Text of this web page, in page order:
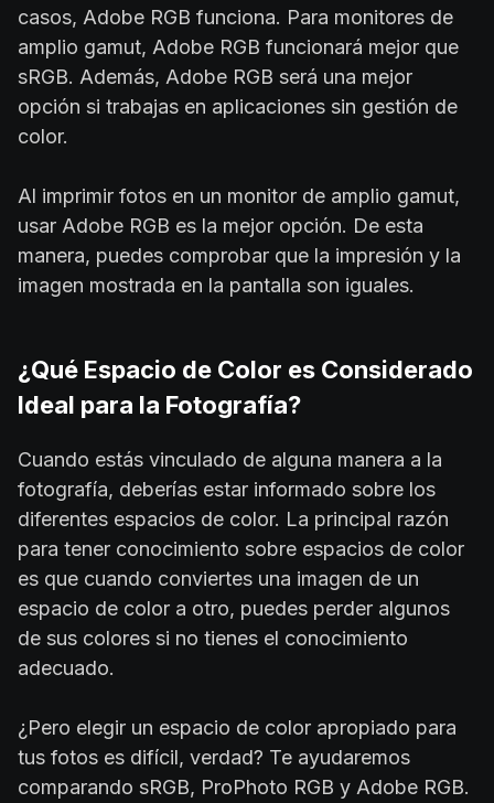
casos, Adobe RGB funciona. Para monitores de
amplio gamut, Adobe RGB funcionará mejor que
sRGB. Además, Adobe RGB será una mejor
opción si trabajas en aplicaciones sin gestión de
color.
Al imprimir fotos en un monitor de amplio gamut,
usar Adobe RGB es la mejor opción. De esta
manera, puedes comprobar que la impresión y la
imagen mostrada en la pantalla son iguales.
¿Qué Espacio de Color es Considerado
Ideal para la Fotografía?
Cuando estás vinculado de alguna manera a la
fotografía, deberías estar informado sobre los
diferentes espacios de color. La principal razón
para tener conocimiento sobre espacios de color
es que cuando conviertes una imagen de un
espacio de color a otro, puedes perder algunos
de sus colores si no tienes el conocimiento
adecuado.
¿Pero elegir un espacio de color apropiado para
tus fotos es difícil, verdad? Te ayudaremos
comparando sRGB, ProPhoto RGB y Adobe RGB.